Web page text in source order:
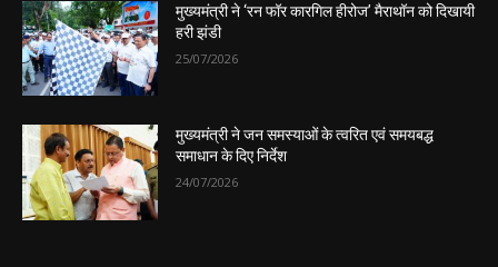
मुख्यमंत्री ने ‘रन फॉर कारगिल हीरोज’ मैराथॉन को दिखायी
हरी झंडी
25/07/2026
मुख्यमंत्री ने जन समस्याओं के त्वरित एवं समयबद्ध
समाधान के दिए निर्देश
24/07/2026